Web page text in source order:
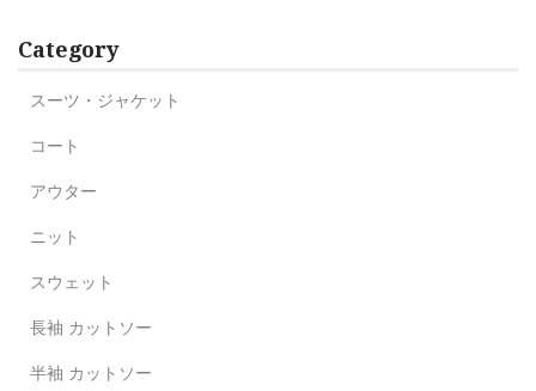
Category
スーツ・ジャケット
コート
アウター
ニット
スウェット
長袖 カットソー
半袖 カットソー